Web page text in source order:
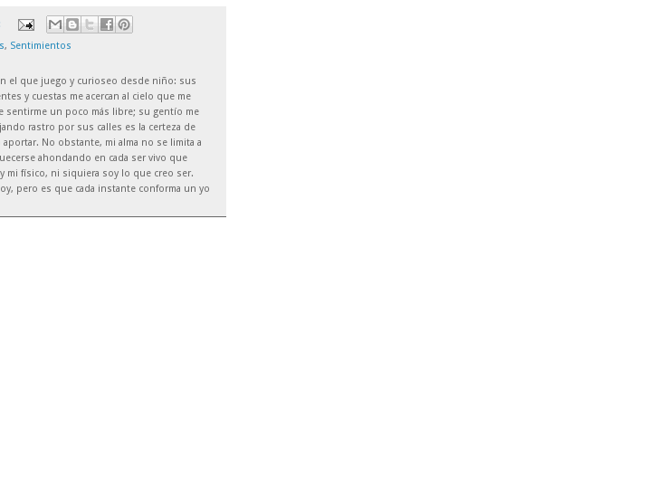
, Sentimientos
el que juego y curioseo desde niño: sus
y cuestas me acercan al cielo que me
sentirme un poco más libre; su gentío me
rastro por sus calles es la certeza de
No obstante, mi alma no se limita a
ahondando en cada ser vivo que
mi físico, ni siquiera soy lo que creo ser.
pero es que cada instante conforma un yo